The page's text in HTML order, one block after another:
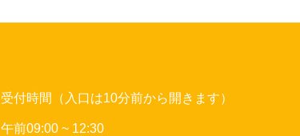
受付時間（入口は10分前から開きます）
午前09:00 ~ 12:30